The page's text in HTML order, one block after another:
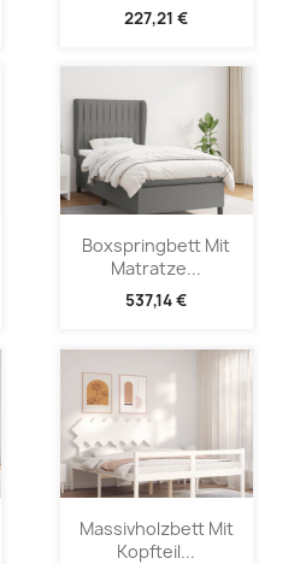
227,21 €
Boxspringbett Mit
Matratze...
537,14 €
Massivholzbett Mit
Kopfteil...